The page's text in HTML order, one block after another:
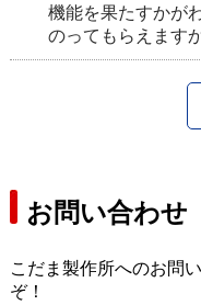
機能を果たすかが
のってもらえます
お問い合わせ
こだま製作所へのお問
ぞ！